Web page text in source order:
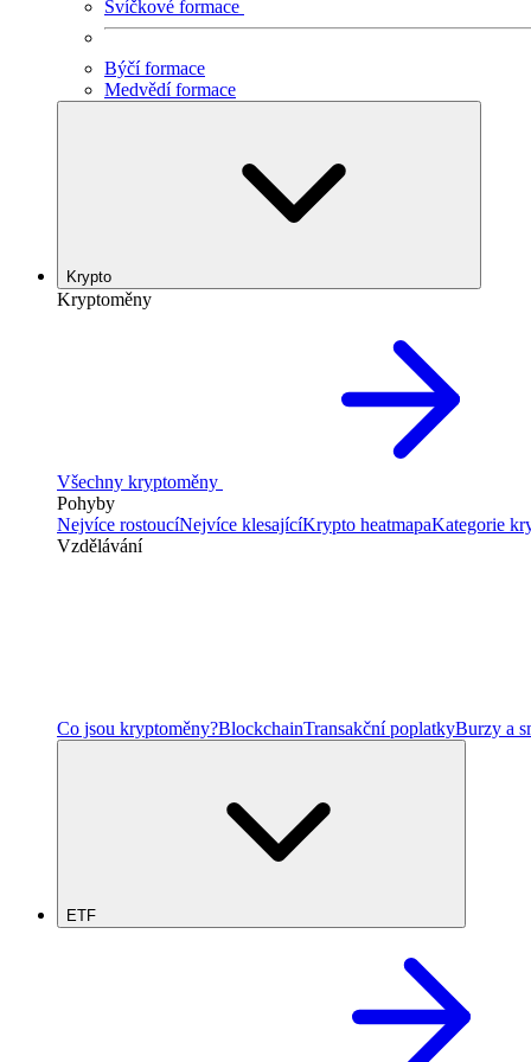
Svíčkové formace
Býčí formace
Medvědí formace
Krypto
Kryptoměny
Všechny kryptoměny
Pohyby
Nejvíce rostoucíNejvíce klesajícíKrypto heatmapaKategorie
Vzdělávání
Co jsou kryptoměny?BlockchainTransakční poplatkyBurzy a
ETF